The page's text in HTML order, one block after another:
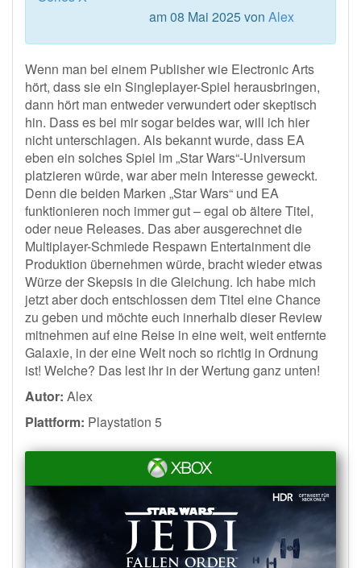
am 08 Mai 2025 von Alex
Wenn man bei einem Publisher wie Electronic Arts
hört, dass sie ein Singleplayer-Spiel herausbringen,
dann hört man entweder verwundert oder skeptisch
hin. Dass es bei mir sogar beides war, will ich hier
nicht unterschlagen. Als bekannt wurde, dass EA
eben ein solches Spiel im „Star Wars“-Universum
platzieren würde, war aber mein Interesse geweckt.
Denn die beiden Marken „Star Wars“ und EA
funktionieren noch immer gut – egal ob ältere Titel,
oder neue Releases. Das aber ausgerechnet die
Multiplayer-Schmiede Respawn Entertainment die
Produktion übernehmen würde, bracht wieder etwas
Würze der Skepsis in die Gleichung. Ich habe mich
jetzt aber doch entschlossen dem Titel eine Chance
zu geben und möchte euch innerhalb dieser Review
mitnehmen auf eine Reise in eine weit, weit entfernte
Galaxie, in der eine Welt noch so richtig in Ordnung
ist! Welche? Das lest ihr in der Wertung ganz unten!
Autor: Alex
Plattform: Playstation 5